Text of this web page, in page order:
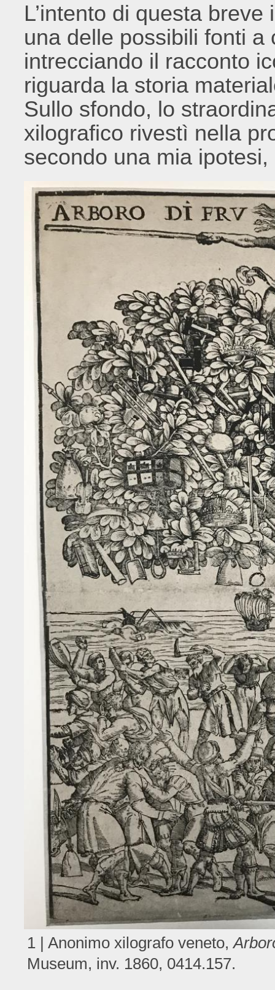
L’intento di questa
una delle possibili fonti
intrecciando il racconto
riguarda la storia
Sullo sfondo, lo
xilografico rivestì nella
secondo una mia
1 | Anonimo xilografo veneto,
Museum, inv. 1860, 0414.157.